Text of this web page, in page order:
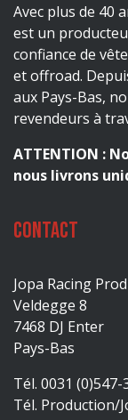
Avec plus de 40
est un
confiance de
et offroad.
aux Pays-Bas,
revendeurs à
ATTENTION :
nous livrons
Contact
Jopa Racing
Veldegge 8
7468 DJ Enter
Pays-Bas
Tél. 0031 (0)547-
Tél. Production/